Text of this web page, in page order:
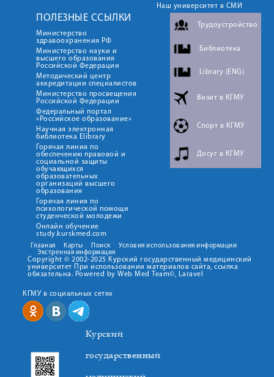
Наш университет в СМИ
ПОЛЕЗНЫЕ ССЫЛКИ
Министерство
здравоохранения РФ
Министерство науки и
высшего образования
Российской Федерации
Методический центр
аккредитации специалистов
Министерство просвещения
Российской Федерации
Федеральный портал
«Российское образование»
Научная электронная
библиотека Elibrary
Горячая линия по
обеспечению правовой и
социальной защиты
обучающихся
образовательных
организаций высшего
образования
Горячая линия по
психологической помощи
студенческой молодежи
Онлайн обучение
study.kurskmed.com
Трудоустройство
Библиотека
Library (ENG)
Визит в КГМУ
Спорт в КГМУ
Досуг в КГМУ
Главная Карты Поиск
Условия использования информации
Экстренная информация
Copyright © 2002-2025 Курский государственный медицинский
университет При использовании материалов сайта, ссылка
обязательна. Powered by Web Med Team©, Laravel
КГМУ в социальных сетях
Курский
государственный